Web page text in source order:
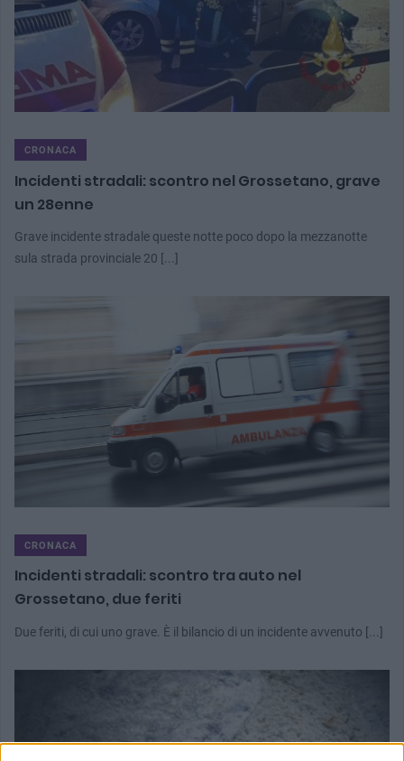
CRONACA
Incidenti stradali: scontro nel Grossetano, grave
un 28enne
Grave incidente stradale queste notte poco dopo la mezzanotte
sula strada provinciale 20 [...]
CRONACA
Incidenti stradali: scontro tra auto nel
Grossetano, due feriti
Due feriti, di cui uno grave. È il bilancio di un incidente avvenuto [...]